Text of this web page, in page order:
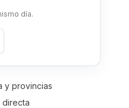
día.
y provincias
directa